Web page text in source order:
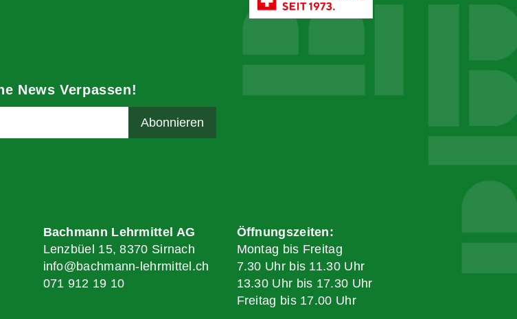
News Verpassen!
Bachmann Lehrmittel AG
Lenzbüel 15, 8370 Sirnach
info@bachmann-lehrmittel.ch
071 912 19 10
Öffnungszeiten:
Montag bis Freitag
7.30 Uhr bis 11.30 Uhr
13.30 Uhr bis 17.30 Uhr
Freitag bis 17.00 Uhr